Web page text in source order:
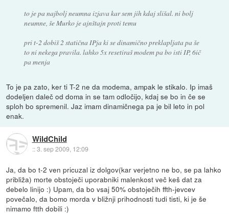
to je pa najbolj neumna izjava kar sem jih kdaj slišal. ni bolj
neumne, še Murko je ajnštajn proti temu
pri t-2 dobiš 2 statična IPja ki se dinamično preklapljata pa še
to ni nekega pravila. lahko 5x resetiraš modem pa bo isti IP, 6ič
pa menja
To je pa zato, ker ti T-2 ne da modema, ampak le stikalo. Ip imaš
dodeljen daleč od doma in se tam odločijo, kdaj se bo in če se
sploh bo spremenil. Jaz imam dinamičnega pa je bil leto in pol
enak.
WildChild
::3. sep 2009, 12:09
Ja, da bo t-2 ven pricuzal iz dolgov(kar verjetno ne bo, se pa lahko
približa) morte obstoječi uporabniki malenkost več keš dat za
debelo linijo :) Upam, da bo vsaj 50% obstoječih ffth-jevcev
povečalo, da bomo morda v bližnji prihodnosti tudi tisti, ki je še
nimamo ftth dobili :)